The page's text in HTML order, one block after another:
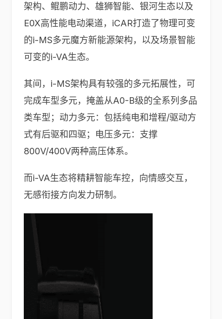
架构、鲲鹏动力、雄狮智能、银河生态以及
E0X高性能电动渠道，iCAR打造了物理可变
的i-MS多元魔方新能源架构，以及场景智能
可变的i-VA生态。
其间，i-MS架构具有较强的多元拓展性，可
完成车型多元，掩盖从A0-B级的全系列多品
类车型；动力多元：包括纯电和增程/驱动方
式有后驱和四驱；电压多元：支撑
800V/400V两种高压体系。
而i-VA生态将精耕智能车控，向情感交互，
无感衔接方向发力研制。